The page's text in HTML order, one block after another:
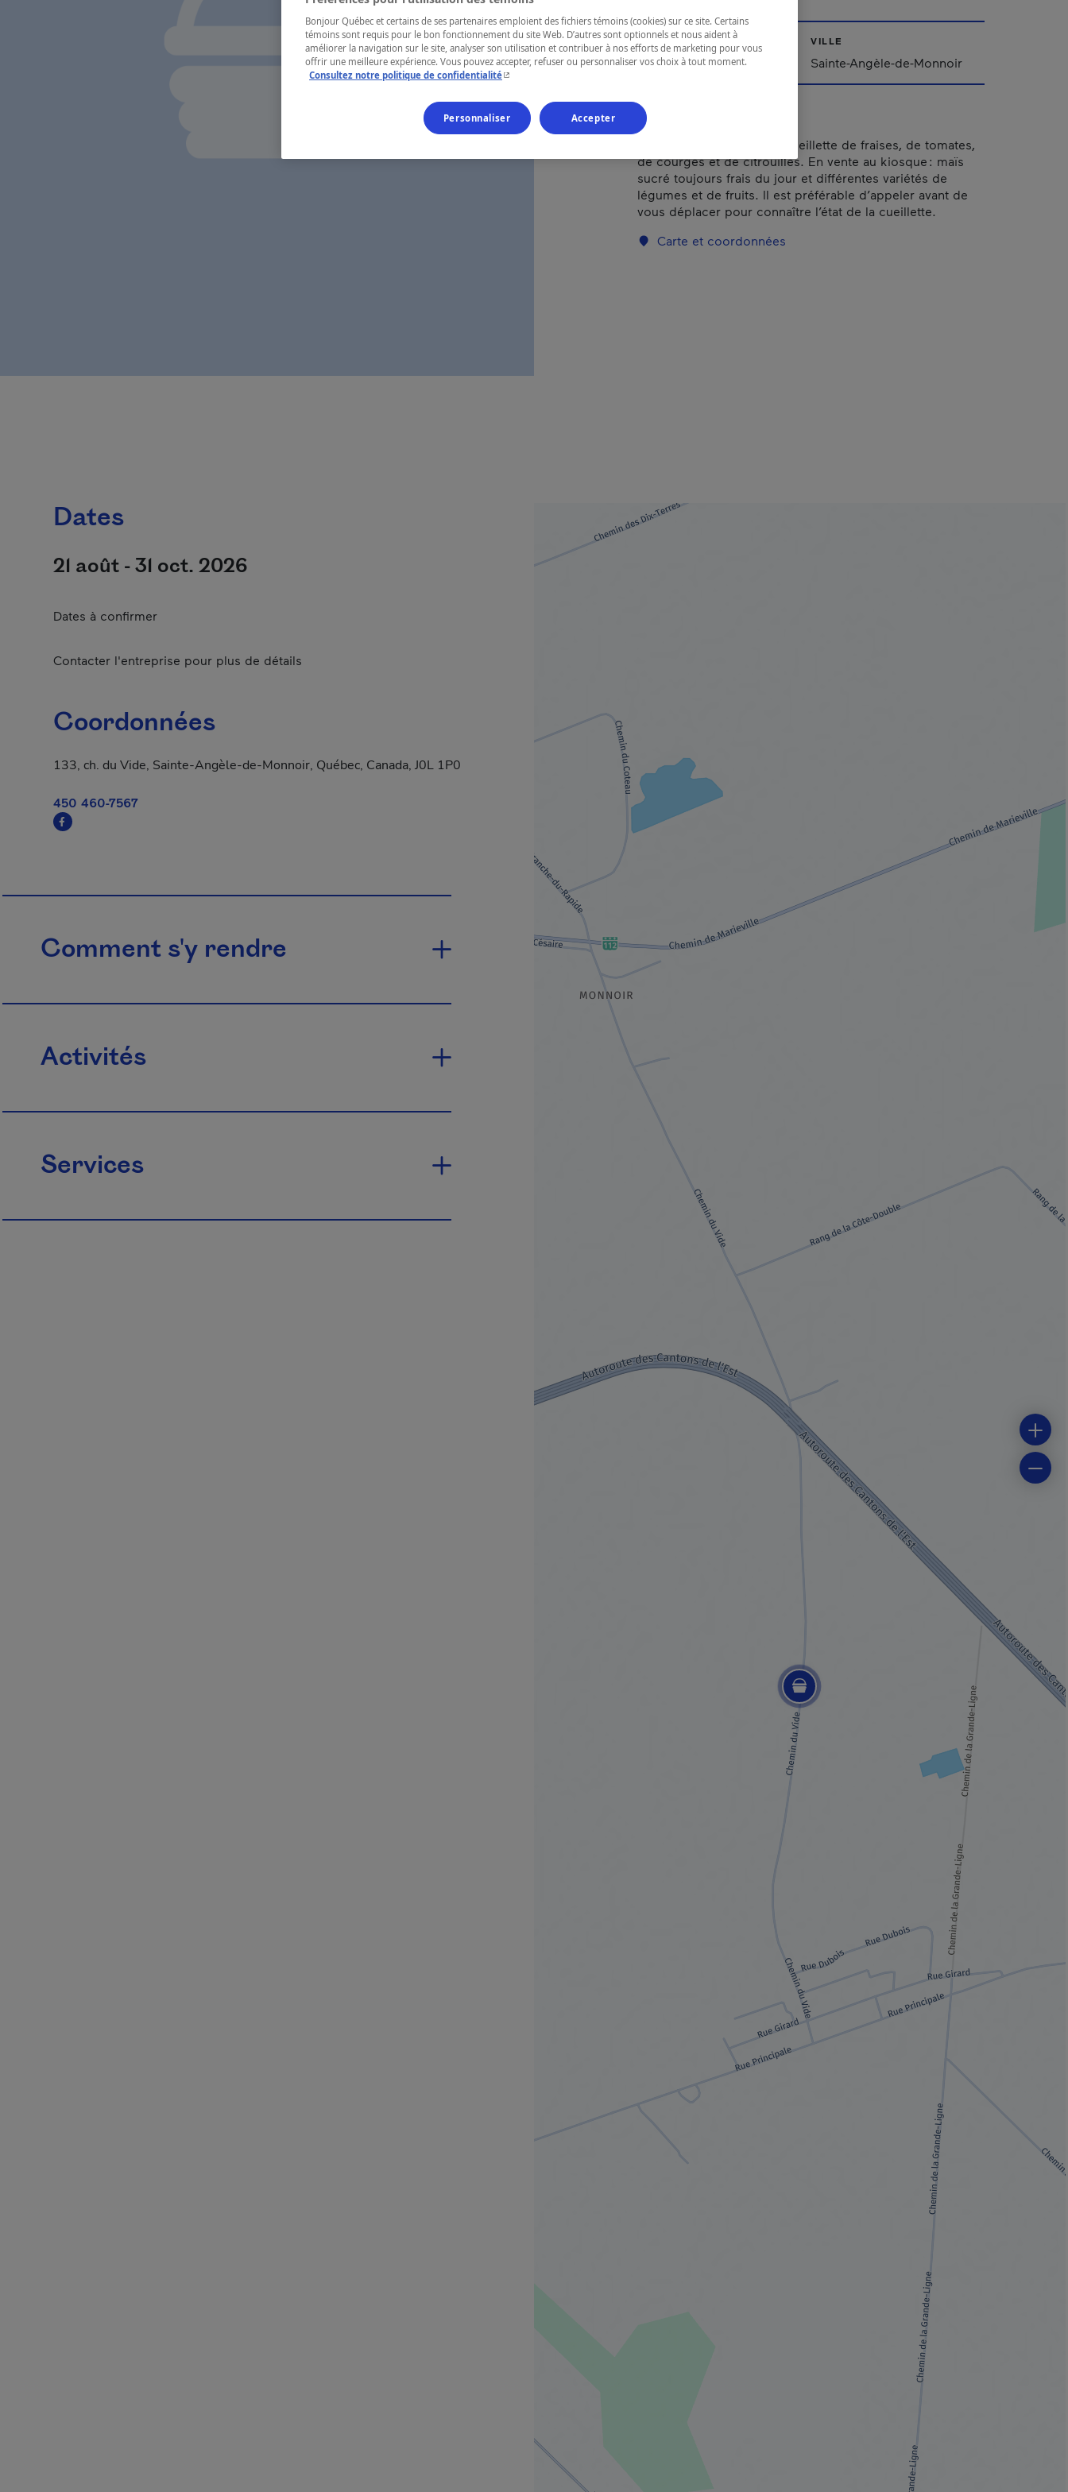
RÉGION
Montérégie
VILLE
Sainte-Angèle-de-Monnoir
Ferme vous offrant l’autocueillette de fraises, de tomates,
de courges et de citrouilles. En vente au kiosque : maïs
sucré toujours frais du jour et différentes variétés de
légumes et de fruits. Il est préférable d’appeler avant de
vous déplacer pour connaître l’état de la cueillette.
Carte et coordonnées
Dates
21 août - 31 oct. 2026
Dates à confirmer
Contacter l'entreprise pour plus de détails
Coordonnées
133, ch. du Vide, Sainte-Angèle-de-Monnoir, Québec, Canada, J0L 1P0
450 460-7567
Comment s'y rendre
Activités
Services
Bonjour Québec et certains de ses partenaires emploient des fichiers témoins (cookies) sur ce site. Certains
témoins sont requis pour le bon fonctionnement du site Web. D’autres sont optionnels et nous aident à
améliorer la navigation sur le site, analyser son utilisation et contribuer à nos efforts de marketing pour vous
offrir une meilleure expérience. Vous pouvez accepter, refuser ou personnaliser vos choix à tout moment.
Consultez notre politique de confidentialité- Cet hyperlien s'ouvrira dans une nouvelle fenêtre.
Personnaliser Accepter